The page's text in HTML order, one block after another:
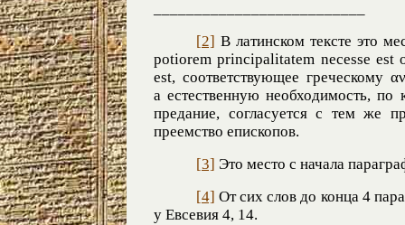
[2] В латинском тексте это
potiorem principalitatem necesse est
est, соответствующее греческому
а естественную необходимость, по
предание, согласуется с тем же
преемство епископов.
[3] Это место с начала
[4] От сих слов до конца 4
у Евсевия 4, 14.